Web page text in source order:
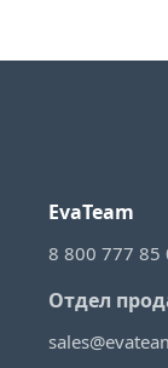
EvaTeam
8 800 777 85
Отдел